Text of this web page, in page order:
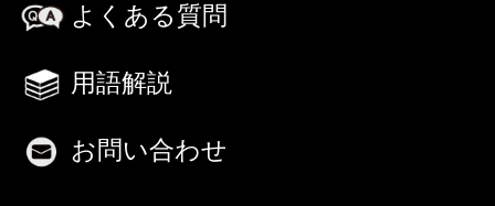
よくある質問
用語解説
お問い合わせ